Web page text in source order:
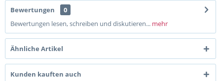
Bewertungen
0
Bewertungen lesen, schreiben und diskutieren... mehr
Ähnliche Artikel
Kunden kauften auch